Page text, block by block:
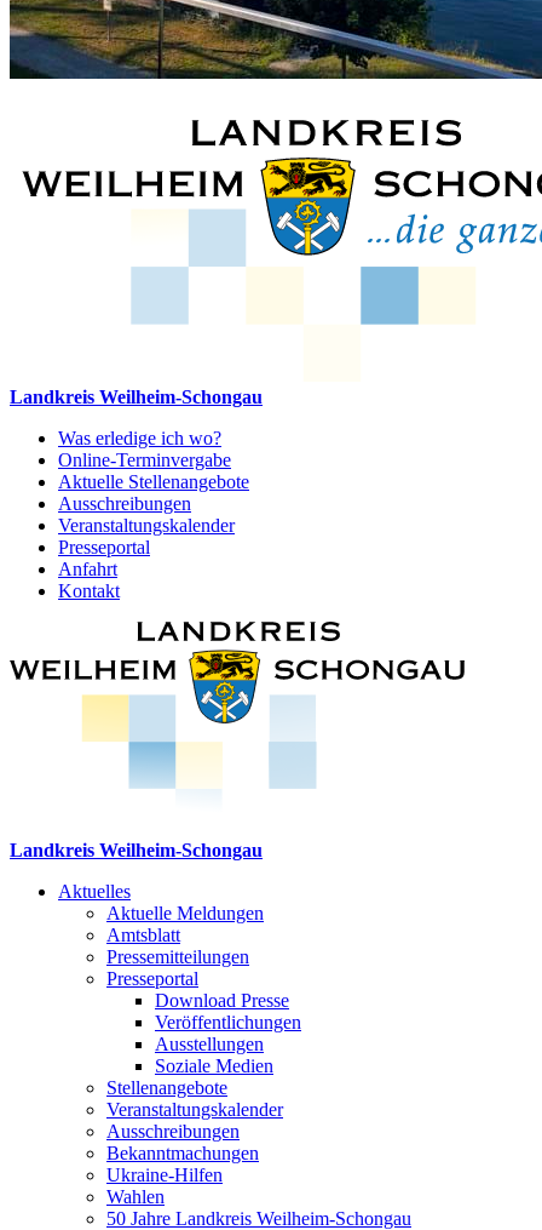
Landkreis Weilheim-Schongau
Was erledige ich wo?
Online-Terminvergabe
Aktuelle Stellenangebote
Ausschreibungen
Veranstaltungskalender
Presseportal
Anfahrt
Kontakt
Landkreis Weilheim-Schongau
Aktuelles
Aktuelle Meldungen
Amtsblatt
Pressemitteilungen
Presseportal
Download Presse
Veröffentlichungen
Ausstellungen
Soziale Medien
Stellenangebote
Veranstaltungskalender
Ausschreibungen
Bekanntmachungen
Ukraine-Hilfen
Wahlen
50 Jahre Landkreis Weilheim-Schongau